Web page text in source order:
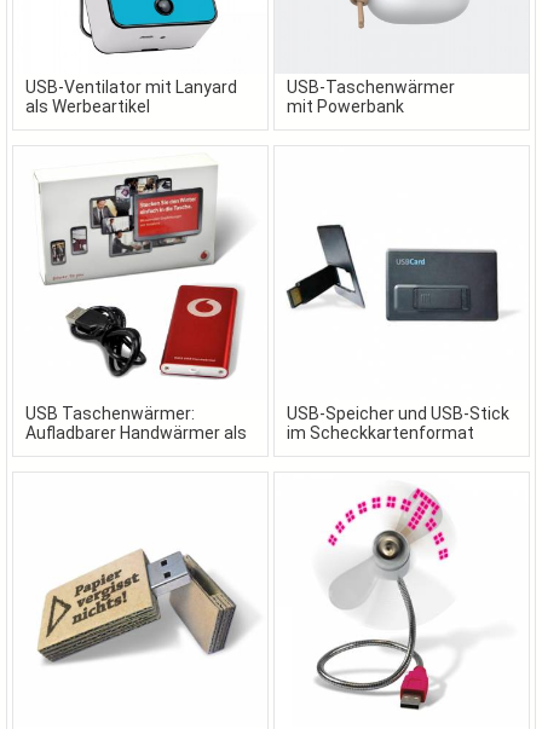
USB-Ventilator mit Lanyard
als Werbeartikel
USB-Taschenwärmer
mit Powerbank
USB Taschenwärmer:
Aufladbarer Handwärmer als
Werbeartikel
USB-Speicher und USB-Stick
im Scheckkartenformat